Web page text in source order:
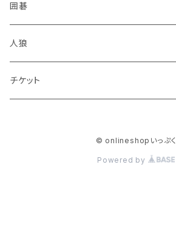
囲碁
人狼
チケット
© onlineshopいっぷく
Powered by